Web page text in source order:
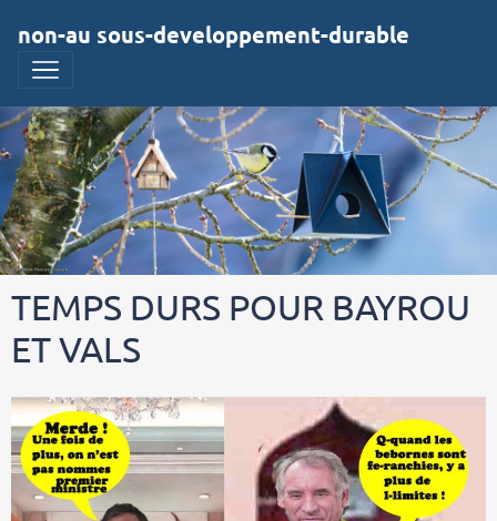
non-au sous-developpement-durable
TEMPS DURS POUR BAYROU
ET VALS